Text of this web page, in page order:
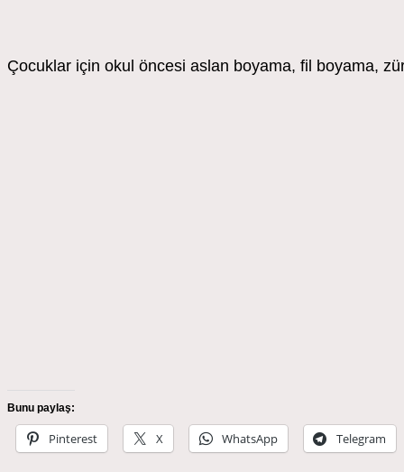
Çocuklar için okul öncesi aslan boyama, fil boyama,
Bunu paylaş:
Pinterest X WhatsApp Telegram